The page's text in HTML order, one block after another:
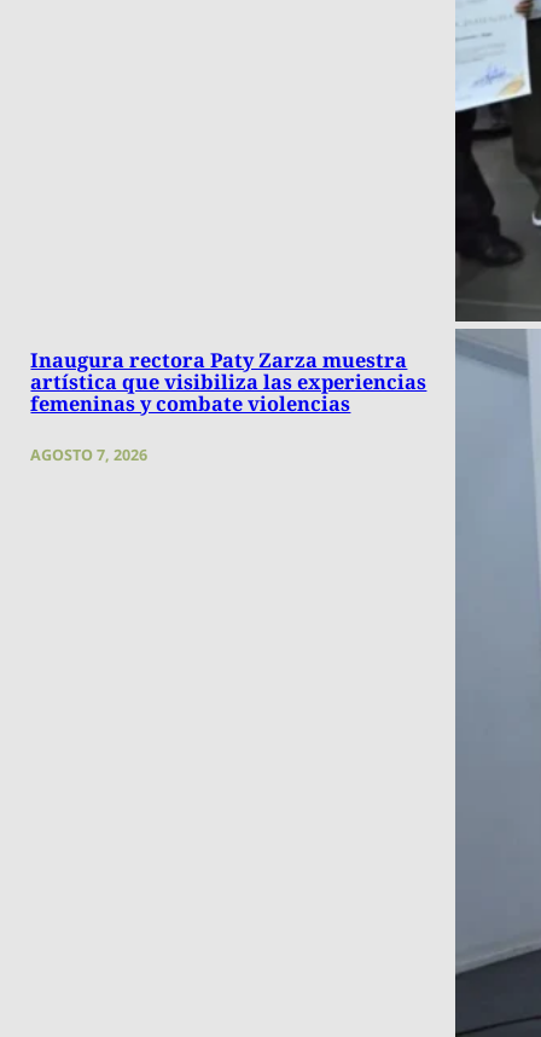
Inaugura rectora Paty Zarza muestra
artística que visibiliza las experiencias
femeninas y combate violencias
AGOSTO 7, 2026